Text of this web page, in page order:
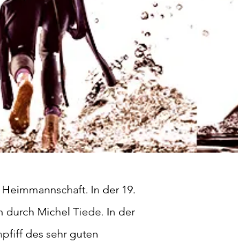
Rastow 07
In der 19.
durch Michel Tiede. In der
des sehr guten